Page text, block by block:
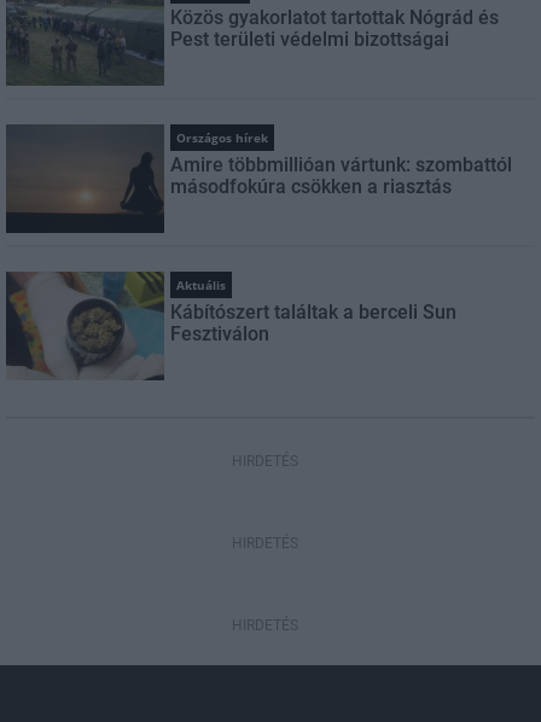
Közös gyakorlatot tartottak Nógrád és
Pest területi védelmi bizottságai
Országos hírek
Amire többmillióan vártunk: szombattól
másodfokúra csökken a riasztás
Aktuális
Kábítószert találtak a berceli Sun
Fesztiválon
HIRDETÉS
HIRDETÉS
HIRDETÉS